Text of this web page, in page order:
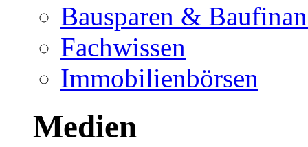
Bausparen &
Fachwissen
Immobilienbörsen
Medien